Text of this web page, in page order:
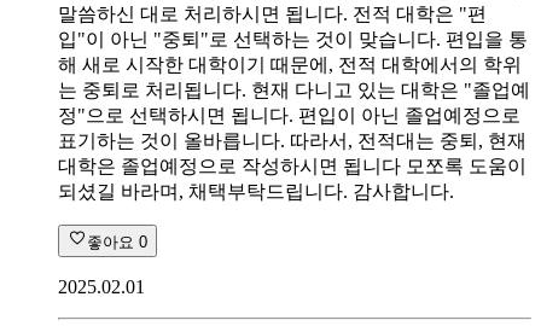
말씀하신 대로 처리하시면 됩니다. 전적 대학은 "편
입"이 아닌 "중퇴"로 선택하는 것이 맞습니다. 편입을 통
해 새로 시작한 대학이기 때문에, 전적 대학에서의 학위
는 중퇴로 처리됩니다. 현재 다니고 있는 대학은 "졸업예
정"으로 선택하시면 됩니다. 편입이 아닌 졸업예정으로
표기하는 것이 올바릅니다. 따라서, 전적대는 중퇴, 현재
대학은 졸업예정으로 작성하시면 됩니다 모쪼록 도움이
되셨길 바라며, 채택부탁드립니다. 감사합니다.
좋아요 0
2025.02.01